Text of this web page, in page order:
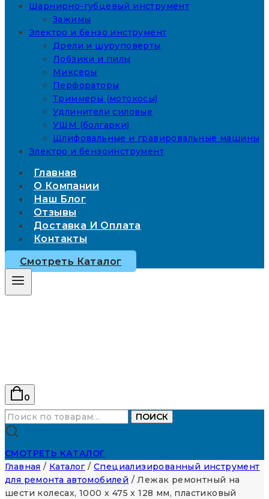
Шарнирно-губцевый инструмент
Зажимы
Электро и бензо инструмент
Дрели и шуруповерты
Лобзики и пилы
Миксеры
Перфораторы
Триммеры (мотокосы)
Удлинители силовые
УШМ (болгарки)
Шлифовальные и гравировальные машины
Электро и бензоинструмент
Главная
О Компании
Наш Блог
Отзывы
Доставка И Оплата
Контакты
Смотреть Каталог
0
Искать:
ПОИСК
СМОТРЕТЬ КАТАЛОГ
Главная / Каталог / Специализированный инструмент
для ремонта автомобилей / Лежак ремонтный на
шести колесах, 1000 х 475 х 128 мм, пластиковый